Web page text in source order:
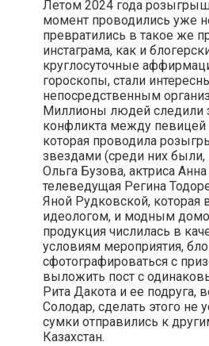
Летом 2024 года
момент проводились уже
превратились в такое же
инстаграма, как и
круглосуточные
гороскопы, стали
непосредственным
Миллионы людей следили
конфликта между певицей
которая проводила
звездами (среди них
Ольга Бузова, актриса
телеведущая Регина
Яной Рудковской, которая
идеологом, и модным
продукция числилась в
условиям мероприятия,
сфотографироваться с
выложить пост с
Рита Дакота и ее подруга,
Солодар, сделать этого не
сумки отправились к
Казахстан.